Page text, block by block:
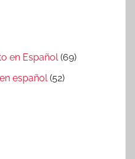
en Español(69)
español (52)